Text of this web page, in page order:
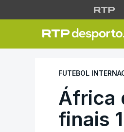
África
FUTEBOL
África
finais